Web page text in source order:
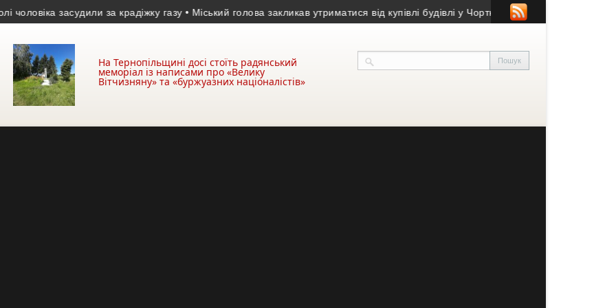
засудили за крадіжку газу • Міський голова закликав утриматися від купівлі будівлі у Чорткові (фото) • Псевдобанкір
На Тернопільщині досі стоїть радянський
меморіал із написами про «Велику
Вітчизняну» та «буржуазних націоналістів»